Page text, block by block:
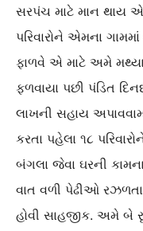
સરપંચ માટે માન થાય
પરિવારોને એમના
ફાળવે એ માટે અમે
ફળવાયા પછી પંડિત
લાખની સહાય
કરતા પહેલા ૧૮
બંગલા જેવા ઘરની
વાત વળી પેઢીઓ
હોવી સાહજીક. અમે બે